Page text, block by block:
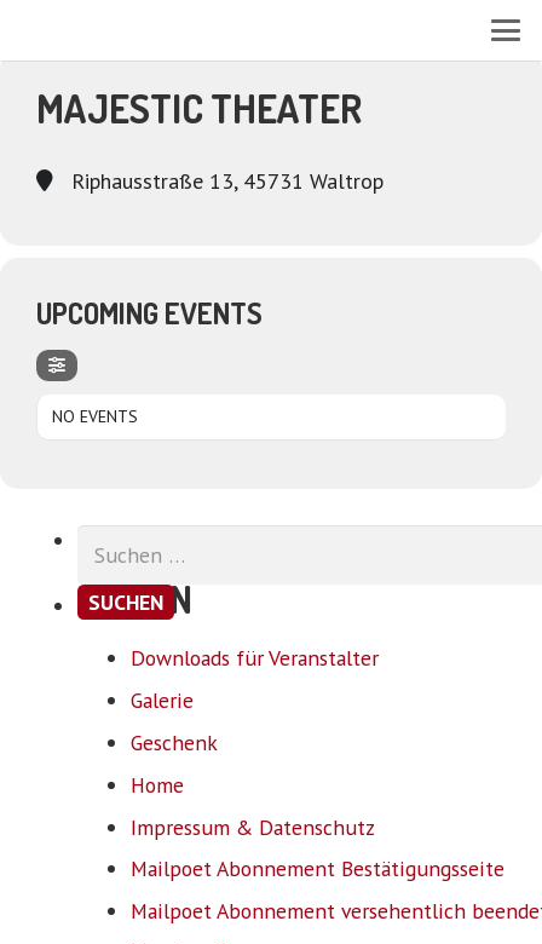
MAJESTIC THEATER
Riphausstraße 13, 45731 Waltrop
UPCOMING EVENTS
NO EVENTS
nach:
SEITEN
Downloads für Veranstalter
Galerie
Geschenk
Home
Impressum & Datenschutz
Mailpoet Abonnement Bestätigungsseite
Mailpoet Abonnement versehentlich